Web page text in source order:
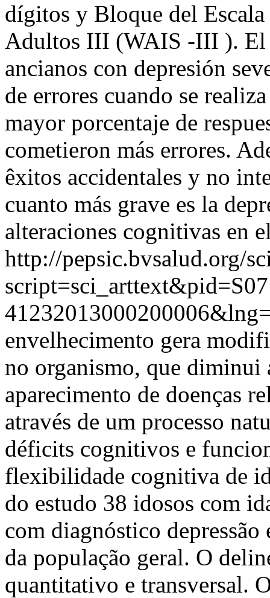
dígitos y Bloque del
Adultos III (WAIS -III ). El
ancianos con depresión
de errores cuando se
mayor porcentaje de
cometieron más errores.
êxitos accidentales y no
cuanto más grave es la
alteraciones cognitivas en
http://pepsic.bvsalud.org/
envelhecimento gera
no organismo, que diminui
aparecimento de doenças
através de um processo
déficits cognitivos e
flexibilidade cognitiva de
do estudo 38 idosos com
com diagnóstico depressão
da população geral. O
quantitativo e transversal.